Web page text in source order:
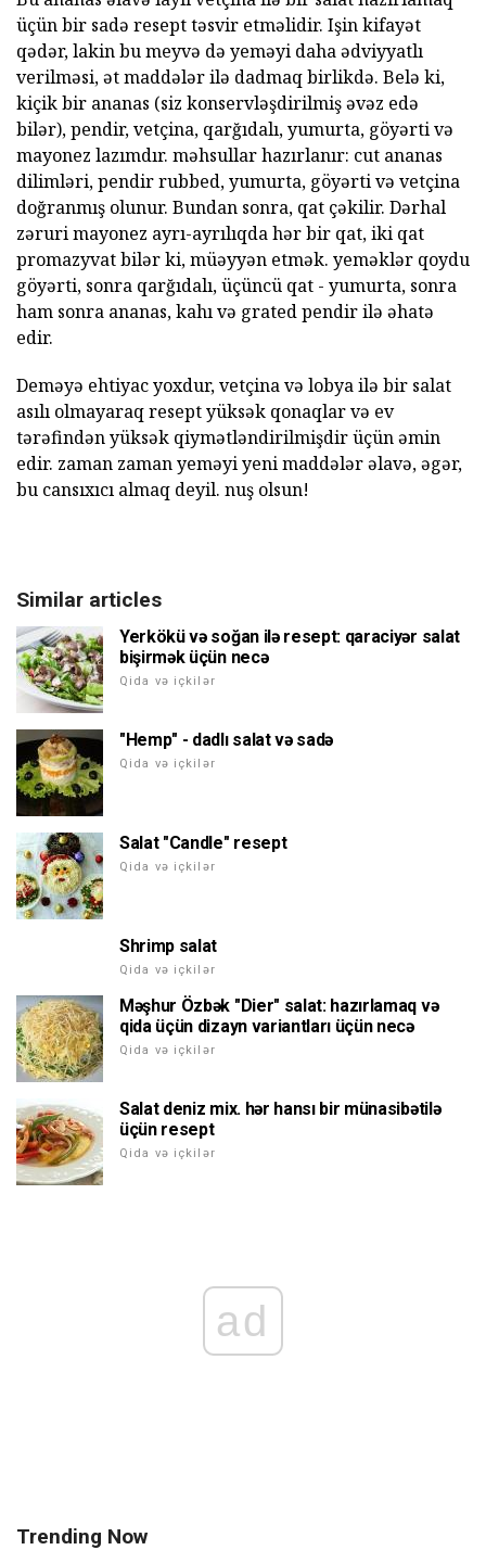
üçün bir sadə resept təsvir etməlidir. Işin kifayət
qədər, lakin bu meyvə də yeməyi daha ədviyyatlı
verilməsi, ət maddələr ilə dadmaq birlikdə. Belə ki,
kiçik bir ananas (siz konservləşdirilmiş əvəz edə
bilər), pendir, vetçina, qarğıdalı, yumurta, göyərti və
mayonez lazımdır. məhsullar hazırlanır: cut ananas
dilimləri, pendir rubbed, yumurta, göyərti və vetçina
doğranmış olunur. Bundan sonra, qat çəkilir. Dərhal
zəruri mayonez ayrı-ayrılıqda hər bir qat, iki qat
promazyvat bilər ki, müəyyən etmək. yeməklər qoydu
göyərti, sonra qarğıdalı, üçüncü qat - yumurta, sonra
ham sonra ananas, kahı və grated pendir ilə əhatə
edir.
Deməyə ehtiyac yoxdur, vetçina və lobya ilə bir salat
asılı olmayaraq resept yüksək qonaqlar və ev
tərəfindən yüksək qiymətləndirilmişdir üçün əmin
edir. zaman zaman yeməyi yeni maddələr əlavə, əgər,
bu cansıxıcı almaq deyil. nuş olsun!
Similar articles
Yerkökü və soğan ilə resept: qaraciyər salat
bişirmək üçün necə
Qida və içkilər
"Hemp" - dadlı salat və sadə
Qida və içkilər
Salat "Candle" resept
Qida və içkilər
Shrimp salat
Qida və içkilər
Məşhur Özbək "Dier" salat: hazırlamaq və
qida üçün dizayn variantları üçün necə
Qida və içkilər
Salat deniz mix. hər hansı bir münasibətilə
üçün resept
Qida və içkilər
ad
Trending Now